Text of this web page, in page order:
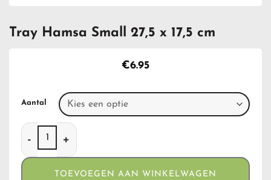
Tray Hamsa Small 27,5 x 17,5 cm
€6.95
Aantal
Tray Hamsa Small 27,5 x 17,5 cm aantal
TOEVOEGEN AAN WINKELWAGEN